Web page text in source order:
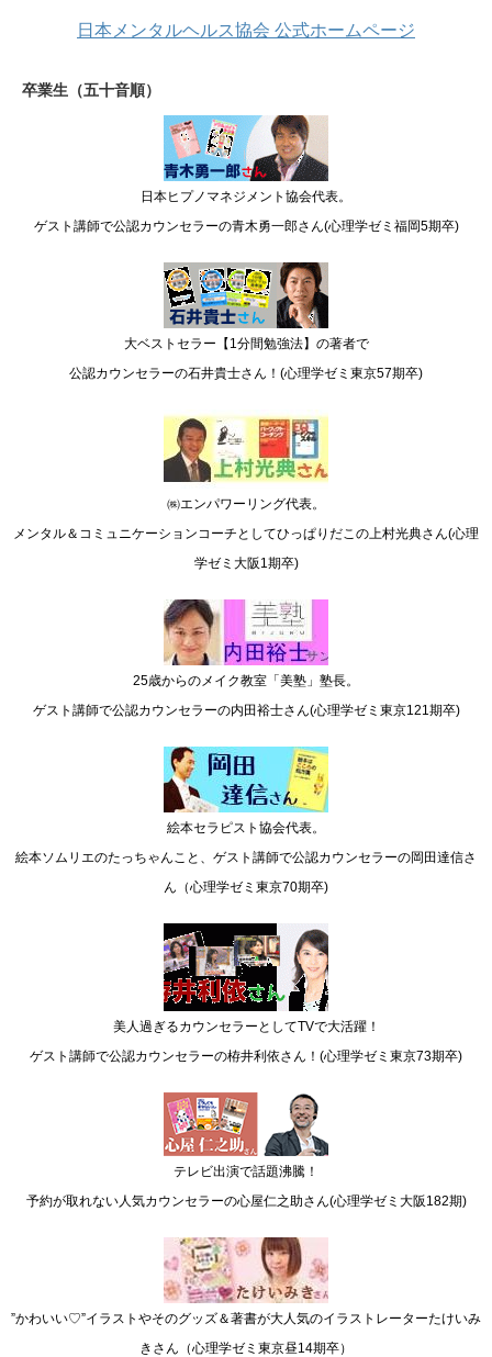
日本メンタルヘルス協会 公式ホームページ
卒業生（五十音順）
日本ヒプノマネジメント協会代表。
ゲスト講師で公認カウンセラーの青木勇一郎さん(心理学ゼミ福岡5期卒)
大ベストセラー【1分間勉強法】の著者で
公認カウンセラーの石井貴士さん！(心理学ゼミ東京57期卒)
㈱エンパワーリング代表。
メンタル＆コミュニケーションコーチとしてひっぱりだこの上村光典さん(心理
学ゼミ大阪1期卒)
25歳からのメイク教室「美塾」塾長。
ゲスト講師で公認カウンセラーの内田裕士さん(心理学ゼミ東京121期卒)
絵本セラピスト協会代表。
絵本ソムリエのたっちゃんこと、ゲスト講師で公認カウンセラーの岡田達信さ
ん（心理学ゼミ東京70期卒)
美人過ぎるカウンセラーとしてTVで大活躍！
ゲスト講師で公認カウンセラーの栫井利依さん！(心理学ゼミ東京73期卒)
テレビ出演で話題沸騰！
予約が取れない人気カウンセラーの心屋仁之助さん(心理学ゼミ大阪182期)
”かわいい♡”イラストやそのグッズ＆著書が大人気のイラストレーターたけいみ
きさん（心理学ゼミ東京昼14期卒）